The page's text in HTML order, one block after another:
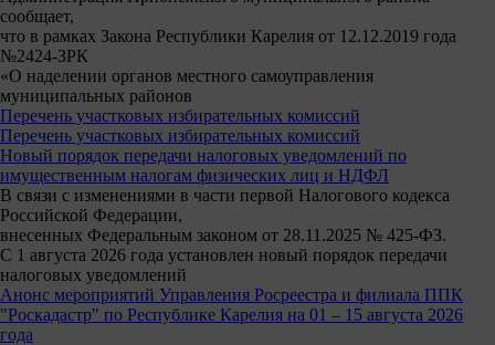
сообщает,
что в рамках Закона Республики Карелия от 12.12.2019 года
№2424-ЗРК
«О наделении органов местного самоуправления
муниципальных районов
Перечень участковых избирательных комиссий
Перечень участковых избирательных комиссий
Новый порядок передачи налоговых уведомлений по
имущественным налогам физических лиц и НДФЛ
В связи с изменениями в части первой Налогового кодекса
Российской Федерации,
внесенных Федеральным законом от 28.11.2025 № 425-ФЗ.
С 1 августа 2026 года установлен новый порядок передачи
налоговых уведомлений
Анонс мероприятий Управления Росреестра и филиала ППК
"Роскадастр" по Республике Карелия на 01 – 15 августа 2026
года